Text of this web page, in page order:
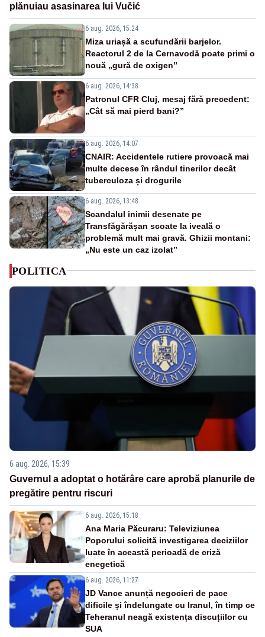
plănuiau asasinarea lui Vučić
6 aug. 2026, 15:24
Miza uriașă a scufundării barjelor.
Reactorul 2 de la Cernavodă poate primi o
nouă „gură de oxigen”
6 aug. 2026, 14:38
Patronul CFR Cluj, mesaj fără precedent:
„Cât să mai pierd bani?”
6 aug. 2026, 14:07
CNAIR: Accidentele rutiere provoacă mai
multe decese în rândul tinerilor decât
tuberculoza și drogurile
6 aug. 2026, 13:48
Scandalul inimii desenate pe
Transfăgărășan scoate la iveală o
problemă mult mai gravă. Ghizii montani:
„Nu este un caz izolat”
POLITICA
6 aug. 2026, 15:39
Guvernul a adoptat o hotărâre care aprobă planurile de
pregătire pentru riscuri
6 aug. 2026, 15:18
Ana Maria Păcuraru: Televiziunea
Poporului solicită investigarea deciziilor
luate în această perioadă de criză
enegetică
6 aug. 2026, 11:27
JD Vance anunță negocieri de pace
dificile și îndelungate cu Iranul, în timp ce
Teheranul neagă existența discuțiilor cu
SUA